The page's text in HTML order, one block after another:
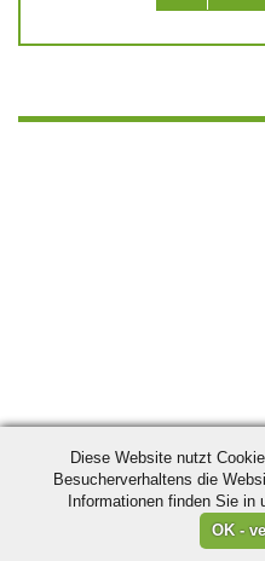
Diese Website nutzt
Besucherverhaltens die
Informationen finden Sie in